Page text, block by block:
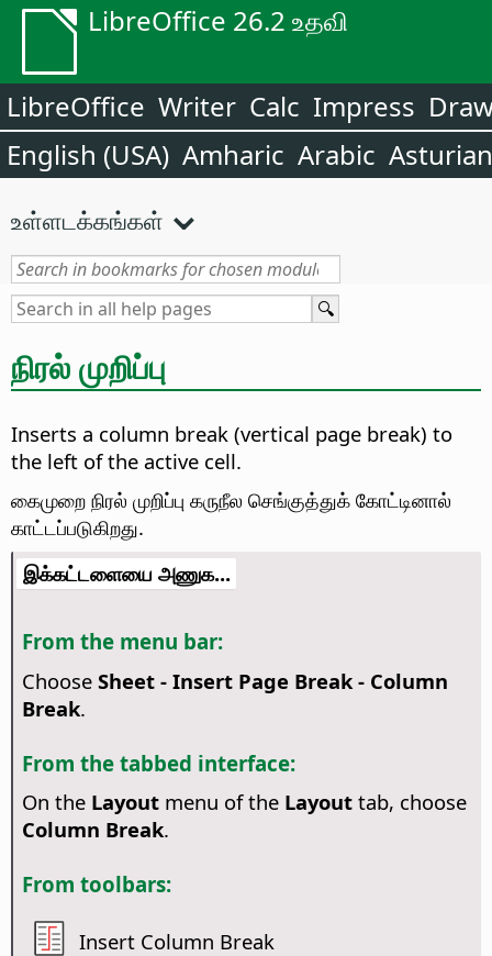
LibreOffice 26.2 உதவி
LibreOffice Writer Calc Impress
English (USA) Amharic Arabic Asturian
உள்ளடக்கங்கள்
நிரல் முறிப்பு
Inserts a column break (vertical page break) to
the left of the active cell.
கைமுறை நிரல் முறிப்பு கருநீல செங்குத்துக் கோட்டினால்
காட்டப்படுகிறது.
இக்கட்டளையை அணுக...
From the menu bar:
Choose Sheet - Insert Page Break - Column
Break.
From the tabbed interface:
On the Layoutmenu of the Layouttab, choose
Column Break.
From toolbars:
Insert Column Break